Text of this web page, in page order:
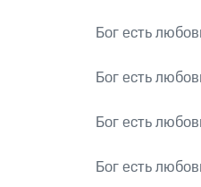
Бог есть
Бог есть
Бог есть
Бог есть